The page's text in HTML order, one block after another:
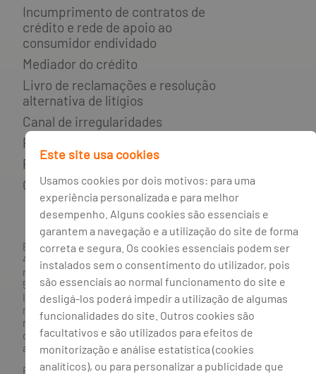
Incumprimento de contratos de
crédito e rede de apoio ao
consumidor endividado
Mediador do crédito
Livro de reclamações e resolução
alternativa de litígios
Canal de irregularidades
Política de privacidade
Política de cookies
Gestão de cookies
BANCO BPI, S.A., com sede na Avenida da Boavista, 1117,
4100-129 Porto; Capital Social: € 1 293 063 324,98; matriculada
na CRC Porto sob o número de matrícula PTIRNMJ 501 214
534, como o número de identificação fiscal 501 214 534.
Intermediário financeiro registado na CMVM com o n° 300 e
no Banco de Portugal sob o código n° 10. Agente de Seguros
n.º 419527591, registado junto da Autoridade de Supervisão
de Seguros e Fundos de Pensões em 21/01/2019, e autorizado
a exercer atividade nos Ramos de Seguro Vida e Não Vida.
Banco BPI ©. Todos os direitos reservados.
Este site usa cookies
Usamos cookies por dois motivos: para uma
experiência personalizada e para melhor
desempenho. Alguns cookies são essenciais e
garantem a navegação e a utilização do site de forma
correta e segura. Os cookies essenciais podem ser
instalados sem o consentimento do utilizador, pois
são essenciais ao normal funcionamento do site e
desligá-los poderá impedir a utilização de algumas
funcionalidades do site. Outros cookies são
facultativos e são utilizados para efeitos de
monitorização e análise estatística (cookies
analíticos), ou para personalizar a publicidade que